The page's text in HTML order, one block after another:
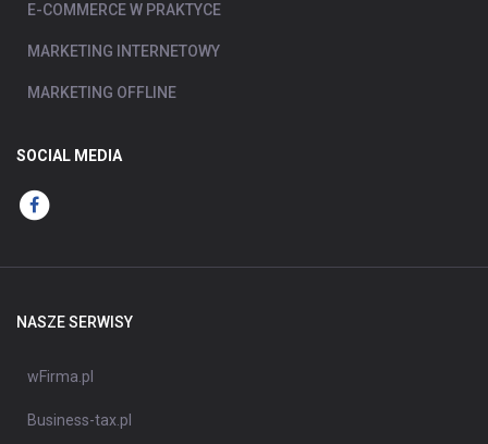
E-COMMERCE W PRAKTYCE
MARKETING INTERNETOWY
MARKETING OFFLINE
SOCIAL MEDIA
NASZE SERWISY
wFirma.pl
Business-tax.pl